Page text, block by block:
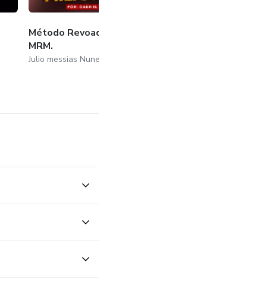
Método Revoada Milionária
MRM.
Julio messias Nunes Ferreira